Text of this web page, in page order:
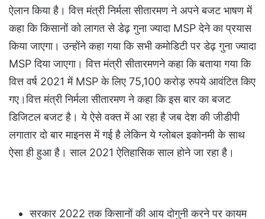
ऐलान किया है। वित्त मंत्री निर्मला सीतारमण ने अपने बजट भाषण में
कहा कि किसानों को लागत से डेढ़ गुना ज्यादा MSP देने का प्रयास
किया जाएगा। उन्होंने कहा गया कि सभी कमोडिटी पर डेढ़ गुना ज्यादा
MSP दिया जाएगा। वित्त मंत्री सीतारमणने कहा कि बताया गया कि
वित्त वर्ष 2021 में MSP के लिए 75,100 करोड़ रुपये आवंटित किए
गए।वित्त मंत्री निर्मला सीतारमण ने कहा कि इस बार का बजट
डिजिटल बजट है। ये ऐसे वक्त में आ रहा है जब देश की जीडीपी
लगातार दो बार माइनस में गई है लेकिन ये ग्लोबल इकोनमी के साथ
ऐसा ही हुआ है। साल 2021 ऐतिहासिक साल होने जा रहा है।
सरकार 2022 तक किसानों की आय दोगुनी करने पर कायम